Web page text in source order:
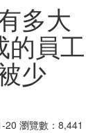
多大
的員工
少
20 瀏覽數：8,441